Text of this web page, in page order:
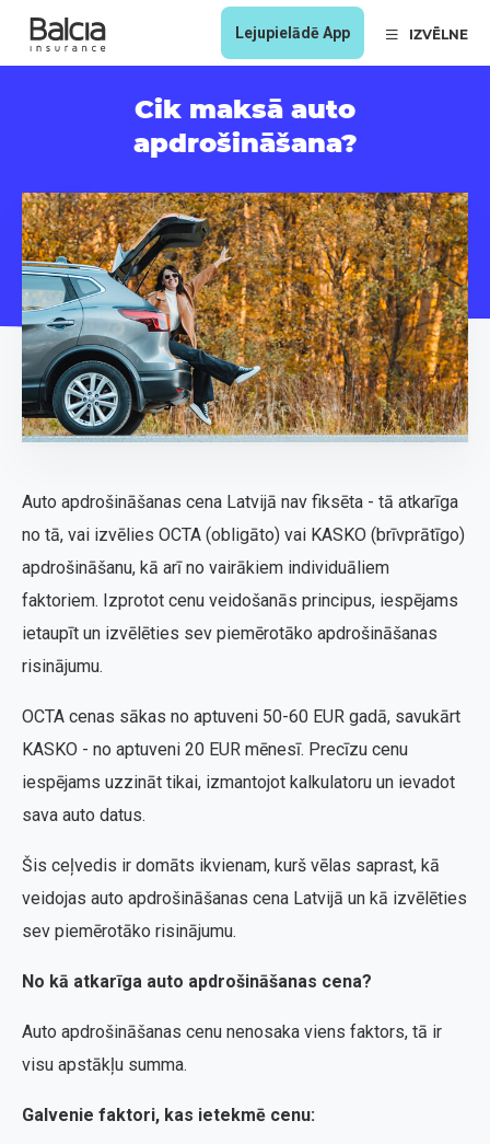
Lejupielādē App IZVĒLNE
Cik maksā auto
apdrošināšana?
Auto apdrošināšanas cena Latvijā nav fiksēta - tā atkarīga
no tā, vai izvēlies OCTA (obligāto) vai KASKO (brīvprātīgo)
apdrošināšanu, kā arī no vairākiem individuāliem
faktoriem. Izprotot cenu veidošanās principus, iespējams
ietaupīt un izvēlēties sev piemērotāko apdrošināšanas
risinājumu.
OCTA cenas sākas no aptuveni 50-60 EUR gadā, savukārt
KASKO - no aptuveni 20 EUR mēnesī. Precīzu cenu
iespējams uzzināt tikai, izmantojot kalkulatoru un ievadot
sava auto datus.
Šis ceļvedis ir domāts ikvienam, kurš vēlas saprast, kā
veidojas auto apdrošināšanas cena Latvijā un kā izvēlēties
sev piemērotāko risinājumu.
No kā atkarīga auto apdrošināšanas cena?
Auto apdrošināšanas cenu nenosaka viens faktors, tā ir
visu apstākļu summa.
Galvenie faktori, kas ietekmē cenu: